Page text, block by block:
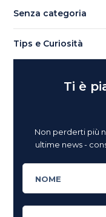
Senza categoria
Tips e Curiosità
Ti è
Non perderti più
ultime news -